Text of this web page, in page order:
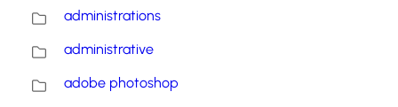
administrations
administrative
adobe photoshop